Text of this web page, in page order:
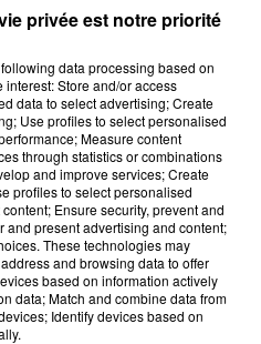
boat : une opération
circulation sur l’A26 à
plein le canal... la joie
Omer
privée est notre priorité
data processing based on
Store and/or access
data to select advertising; Create
Use profiles to select personalised
Measure content
through statistics or combinations
and improve services; Create
profiles to select personalised
Ensure security, prevent and
and present advertising and content;
These technologies may
and browsing data to offer
based on information actively
data; Match and combine data from
Identify devices based on